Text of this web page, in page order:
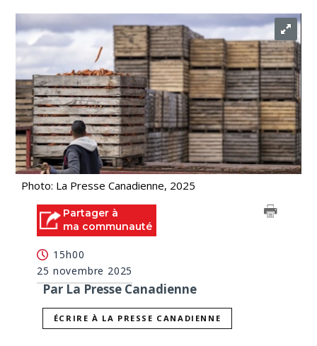
Photo: La Presse Canadienne, 2025
Partager à
ma communauté
15h00
25 novembre 2025
Par La Presse Canadienne
ÉCRIRE À LA PRESSE CANADIENNE